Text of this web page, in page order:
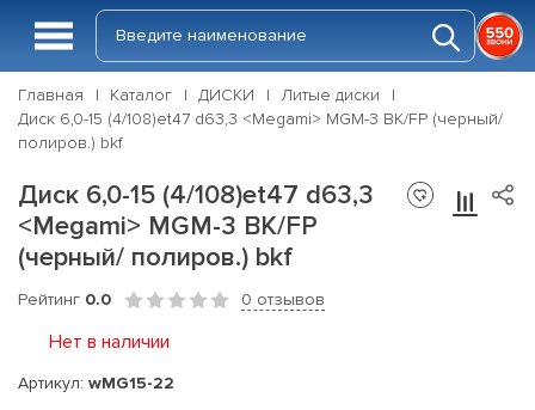
Главная Каталог ДИСКИ
Литые диски
Диск 6,0-15 (4/108)et47 d63,3 <Megami> MGM-3 BK/FP (черный/
полиров.) bkf
Диск 6,0-15 (4/108)et47 d63,3
<Megami> MGM-3 BK/FP
(черный/ полиров.) bkf
Рейтинг 0.0 0 отзывов
Нет в наличии
Артикул: wMG15-22